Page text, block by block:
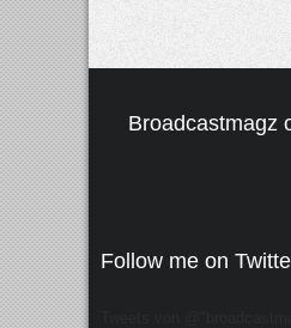
Broadcastmagz
Follow me on